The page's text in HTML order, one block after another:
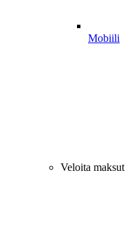
Mobiili
Veloita maksut